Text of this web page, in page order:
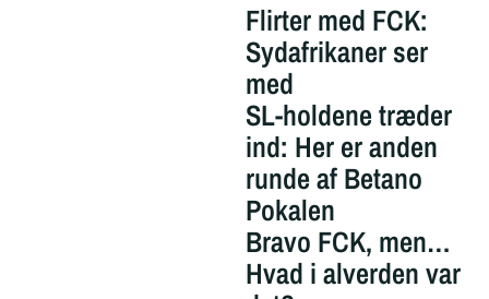
Flirter med FCK:
Sydafrikaner ser
med
SL-holdene træder
ind: Her er anden
runde af Betano
Pokalen
Bravo FCK, men…
Hvad i alverden var